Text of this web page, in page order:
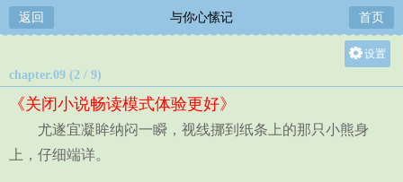
返回 与你心愫记 首页
设置
中
chapter.09 (2 / 9)
《关闭小说畅读模式体验更好》
尤遂宜凝眸纳闷一瞬，视线挪到纸条上的那只小熊身
上，仔细端详。